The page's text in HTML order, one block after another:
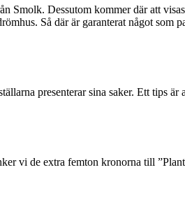
Dessutom kommer där att
Så där är garanterat något som
presenterar sina saker. Ett tips
vi de extra femton kro­norna till